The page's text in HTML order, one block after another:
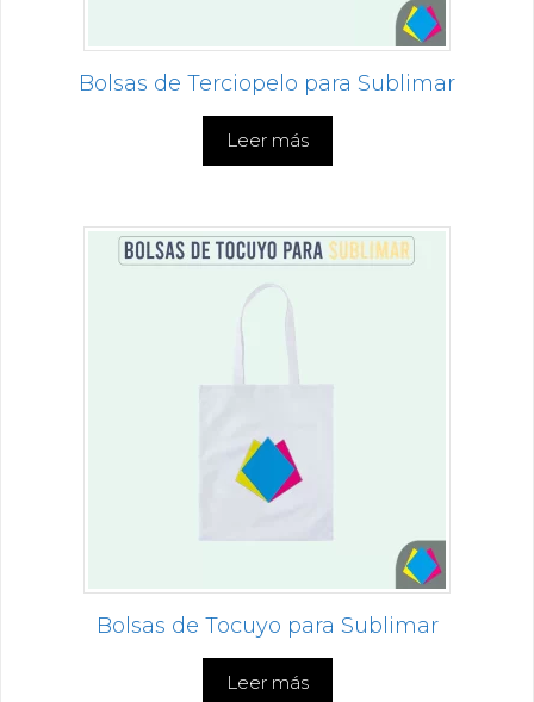
Bolsas de Terciopelo para Sublimar
Leer más
Bolsas de Tocuyo para Sublimar
Leer más